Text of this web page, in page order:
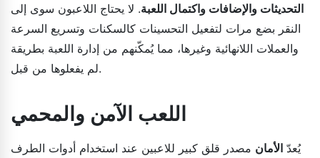
التحديثات والإضافات واكتمال اللعبة. لا يحتاج اللاعبون سوى إلى
النقر بضع مرات لتفعيل التحسينات كالسكنات وتسريع السرعة
والعملات اللانهائية وغيرها، مما يُمكّنهم من إدارة اللعبة بطريقة
لم يفعلوها من قبل.
اللعب الآمن والمحمي
يُعدّ الأمان مصدر قلق كبير للاعبين عند استخدام أدوات الطرف